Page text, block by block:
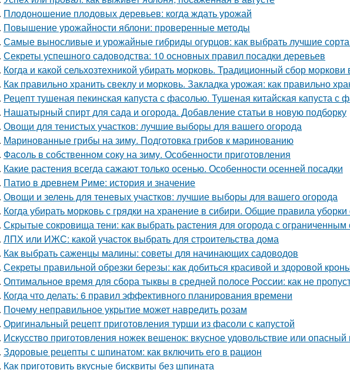
Плодоношение плодовых деревьев: когда ждать урожай
Повышение урожайности яблони: проверенные методы
Самые выносливые и урожайные гибриды огурцов: как выбрать лучшие сорта
Секреты успешного садоводства: 10 основных правил посадки деревьев
Когда и какой сельхозтехникой убирать морковь. Традиционный сбор моркови
Как правильно хранить свеклу и морковь. Закладка урожая: как правильно
Рецепт тушеная пекинская капуста с фасолью. Тушеная китайская капуста с
Нашатырный спирт для сада и огорода. Добавление статьи в новую подборку
Овощи для тенистых участков: лучшие выборы для вашего огорода
Маринованные грибы на зиму. Подготовка грибов к маринованию
Фасоль в собственном соку на зиму. Особенности приготовления
Какие растения всегда сажают только осенью. Особенности осенней посадки
Патио в древнем Риме: история и значение
Овощи и зелень для теневых участков: лучшие выборы для вашего огорода
Когда убирать морковь с грядки на хранение в сибири. Общие правила
Скрытые сокровища тени: как выбрать растения для огорода с
ЛПХ или ИЖС: какой участок выбрать для строительства дома
Как выбрать саженцы малины: советы для начинающих садоводов
Секреты правильной обрезки березы: как добиться красивой и здоровой
Оптимальное время для сбора тыквы в средней полосе России: как не
Когда что делать: 6 правил эффективного планирования времени
Почему неправильное укрытие может навредить розам
Оригинальный рецепт приготовления турши из фасоли с капустой
Искусство приготовления ножек вешенок: вкусное удовольствие или опасный
Здоровые рецепты с шпинатом: как включить его в рацион
Как приготовить вкусные бисквиты без шпината